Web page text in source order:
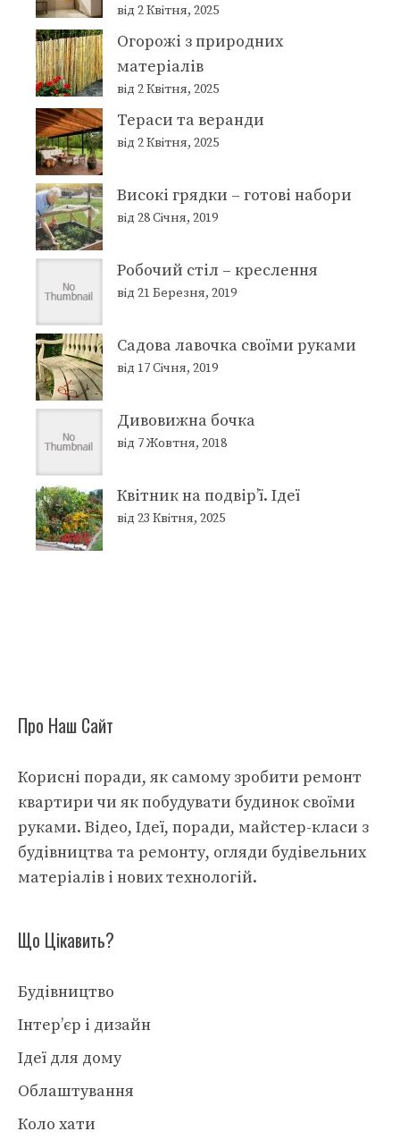
від 2 Квітня, 2025
Огорожі з природних
матеріалів
від 2 Квітня, 2025
Тераси та веранди
від 2 Квітня, 2025
Високі грядки – готові набори
від 28 Січня, 2019
Робочий стіл – креслення
від 21 Березня, 2019
Садова лавочка своїми руками
від 17 Січня, 2019
Дивовижна бочка
від 7 Жовтня, 2018
Квітник на подвір’ї. Ідеї
від 23 Квітня, 2025
Про Наш Сайт
Корисні поради, як самому зробити ремонт
квартири чи як побудувати будинок своїми
руками. Відео, Ідеї, поради, майстер-класи з
будівництва та ремонту, огляди будівельних
матеріалів і нових технологій.
Що Цікавить?
Будівництво
Інтер’єр і дизайн
Ідеї для дому
Облаштування
Коло хати